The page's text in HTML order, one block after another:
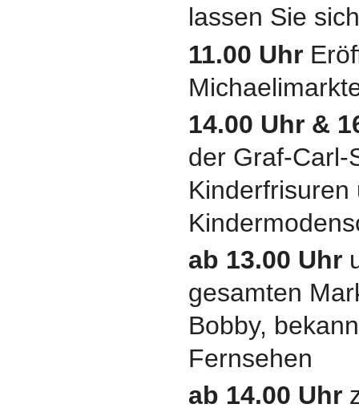
lassen Sie
11.00 Uhr
14.00 Uhr &
der Graf-Carl-
Kinderfrisuren
ab 13.00 Uhr
gesamten
Bobby,
Fernsehen
ab 14.00 Uhr